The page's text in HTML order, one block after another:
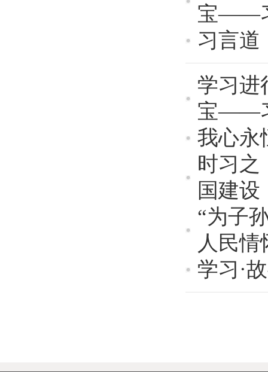
宝——
习言道
学习进
宝——
我心永
时习之
国建设
“为子
人民情
学习·